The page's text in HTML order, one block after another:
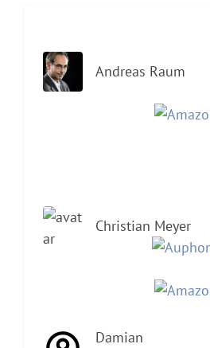
Andreas Raum
Christian Meyer
Damian